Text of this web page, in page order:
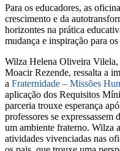
Para os educadores, as
crescimento e da
horizontes na prática
mudança e inspiração para os
Wilza Helena Oliveira
Moacir Rezende, ressalta a
a Fraternidade – Missões
aplicação dos Requisitos
parceria trouxe esperança
professores se
um ambiente fraterno. Wilza
atividades vivenciadas nas